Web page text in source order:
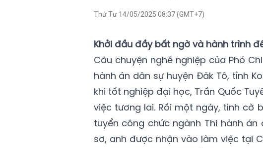
Thứ Tư 14/05/2025 08:37 (GMT+7)
Khởi đầu đầy bất ngờ và hành trình
Câu chuyện nghề nghiệp của Phó
hành án dân sự huyện Đăk Tô, tỉnh
khi tốt nghiệp đại học, Trần Quốc
việc tương lai. Rồi một ngày, tình cờ
tuyển công chức ngành Thi hành
sơ, anh được nhận vào làm việc tại